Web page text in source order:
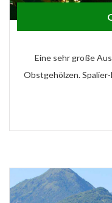
Eine sehr große
Obstgehölzen.